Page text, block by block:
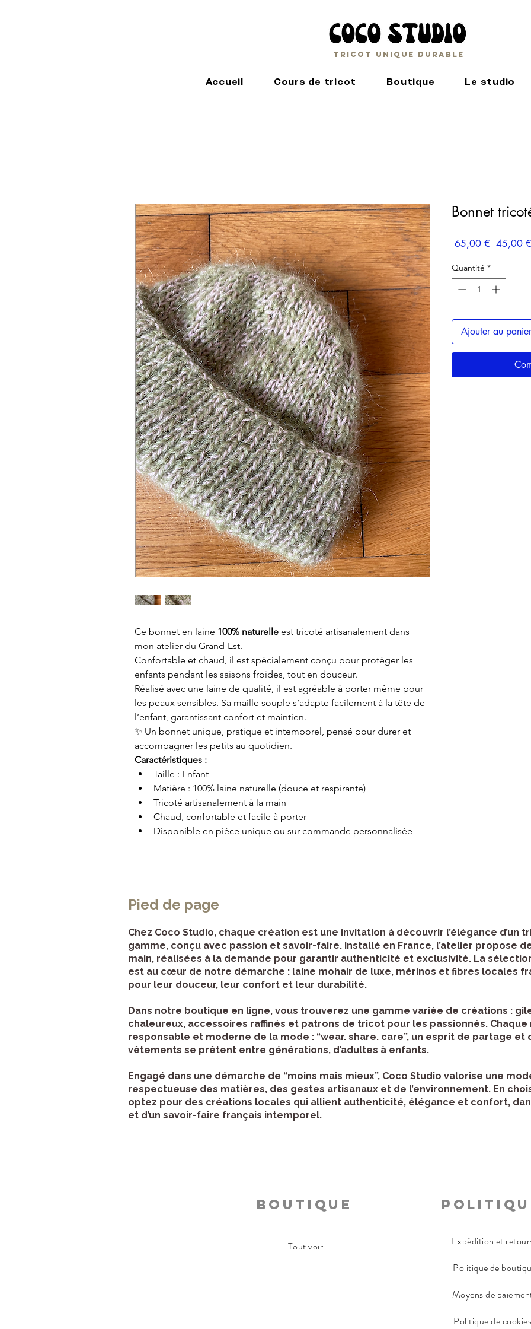
Tricot unique durable
Accueil Cours de tricot Boutique Le studio
Ce bonnet en laine 100% naturelle est tricoté artisanalement dans
mon atelier du Grand-Est.
Confortable et chaud, il est spécialement conçu pour protéger les
enfants pendant les saisons froides, tout en douceur.
Réalisé avec une laine de qualité, il est agréable à porter même pour
les peaux sensibles. Sa maille souple s’adapte facilement à la tête de
l’enfant, garantissant confort et maintien.
✨ Un bonnet unique, pratique et intemporel, pensé pour durer et
accompagner les petits au quotidien.
Caractéristiques :
Taille : Enfant
Matière : 100% laine naturelle (douce et respirante)
Tricoté artisanalement à la main
Chaud, confortable et facile à porter
Disponible en pièce unique ou sur commande personnalisée
Bonnet
65,00 € Prix
45,00 €
Quantité *
Ajouter au panier
Pied de page
Chez Coco Studio, chaque création est une invitation à découvrir l’élégance d’un
gamme, conçu avec passion et savoir-faire. Installé en France, l’atelier propose
main, réalisées à la demande pour garantir authenticité et exclusivité. La
est au cœur de notre démarche : laine mohair de luxe, mérinos et fibres locales
pour leur douceur, leur confort et leur durabilité.
Dans notre boutique en ligne, vous trouverez une gamme variée de créations :
chaleureux, accessoires raffinés et patrons de tricot pour les passionnés.
responsable et moderne de la mode : “wear. share. care”, un esprit de partage et
vêtements se prêtent entre générations, d’adultes à enfants.
Engagé dans une démarche de “moins mais mieux”, Coco Studio valorise une
respectueuse des matières, des gestes artisanaux et de l’environnement. En
optez pour des créations locales qui allient authenticité, élégance et confort,
et d’un savoir-faire français intemporel.
Boutique
Tout voir
Expédition et
Politique de
Moyens de
Politique de cookies